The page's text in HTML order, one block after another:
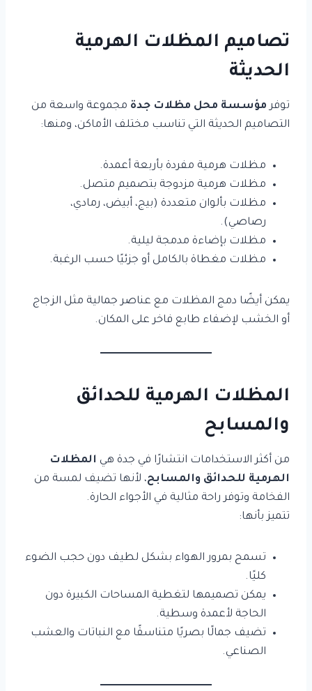
تصاميم المظلات الهرمية
الحديثة
توفر مؤسسة محل مظلات جدة مجموعة واسعة من
التصاميم الحديثة التي تناسب مختلف الأماكن، ومنها:
مظلات هرمية مفردة بأربعة أعمدة.
مظلات هرمية مزدوجة بتصميم متصل.
مظلات بألوان متعددة (بيج، أبيض، رمادي،
رصاصي).
مظلات بإضاءة مدمجة ليلية.
مظلات مغطاة بالكامل أو جزئيًا حسب الرغبة.
يمكن أيضًا دمج المظلات مع عناصر جمالية مثل الزجاج
أو الخشب لإضفاء طابع فاخر على المكان.
المظلات الهرمية للحدائق
والمسابح
من أكثر الاستخدامات انتشارًا في جدة هي المظلات
الهرمية للحدائق والمسابح، لأنها تضيف لمسة من
الفخامة وتوفر راحة مثالية في الأجواء الحارة.
تتميز بأنها:
تسمح بمرور الهواء بشكل لطيف دون حجب الضوء
كليًا.
يمكن تصميمها لتغطية المساحات الكبيرة دون
الحاجة لأعمدة وسطية.
تضيف جمالًا بصريًا متناسقًا مع النباتات والعشب
الصناعي.